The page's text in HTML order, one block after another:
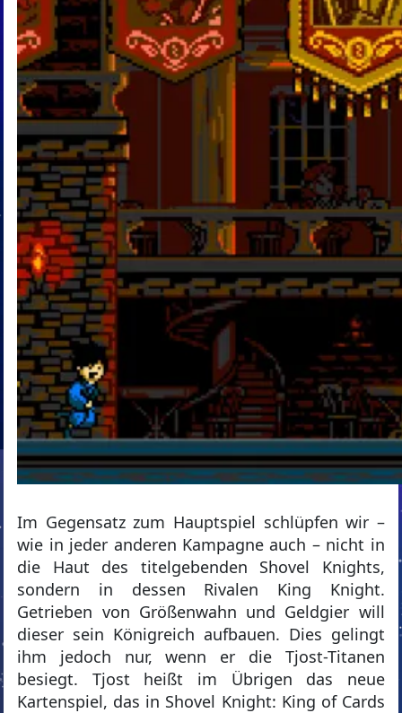
Im Gegensatz zum Hauptspiel schlüpfen wir –
wie in jeder anderen Kampagne auch – nicht in
die Haut des titelgebenden Shovel Knights,
sondern in dessen Rivalen King Knight.
Getrieben von Größenwahn und Geldgier will
dieser sein Königreich aufbauen. Dies gelingt
ihm jedoch nur, wenn er die Tjost-Titanen
besiegt. Tjost heißt im Übrigen das neue
Kartenspiel, das in Shovel Knight: King of Cards